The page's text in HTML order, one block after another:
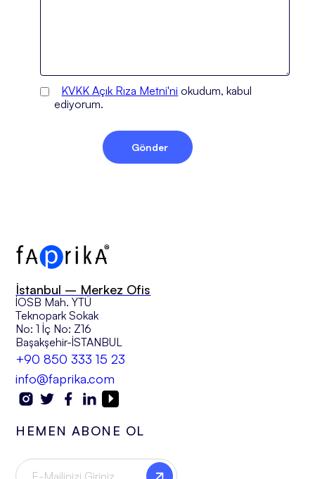
KVKK Açık Rıza Metni'ni okudum, kabul
ediyorum.
İstanbul – Merkez Ofis
İOSB Mah. YTÜ
Teknopark Sokak
No: 1 İç No: Z16
Başakşehir-İSTANBUL
+90 850 333 15 23
info@faprika.com
HEMEN ABONE OL